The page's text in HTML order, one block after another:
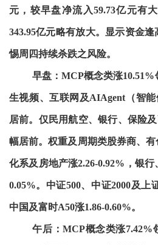
元，较早盘净流入59.73亿元有
343.95亿元略有放大。显示资金
惕周四持续杀跌之风险。
早盘：MCP概念类涨
生视频、互联网及AIAgent（智能
居前。仅民用航空、银行、保险
幅居前。权重及周期类股券商、
化系及房地产涨2.26-0.92%，银
0.05%。中证500、中证2000及上
中国及富时A50涨1.86-0.60%。
午后：MCP概念类涨7.42%